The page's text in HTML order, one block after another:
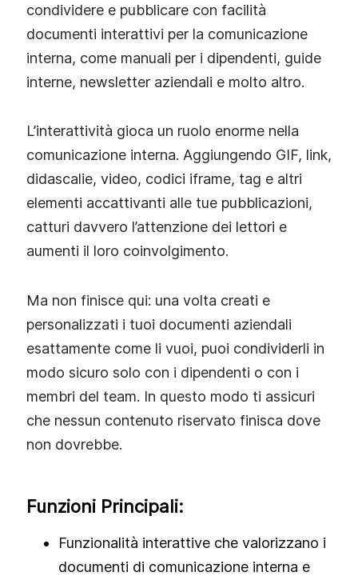
condividere e pubblicare con facilità
documenti interattivi per la comunicazione
interna, come manuali per i dipendenti, guide
interne, newsletter aziendali e molto altro.
L’interattività gioca un ruolo enorme nella
comunicazione interna. Aggiungendo GIF, link,
didascalie, video, codici iframe, tag e altri
elementi accattivanti alle tue pubblicazioni,
catturi davvero l’attenzione dei lettori e
aumenti il loro coinvolgimento.
Ma non finisce qui: una volta creati e
personalizzati i tuoi documenti aziendali
esattamente come li vuoi, puoi condividerli in
modo sicuro solo con i dipendenti o con i
membri del team. In questo modo ti assicuri
che nessun contenuto riservato finisca dove
non dovrebbe.
Funzioni Principali:
Funzionalità interattive che valorizzano i
documenti di comunicazione interna e